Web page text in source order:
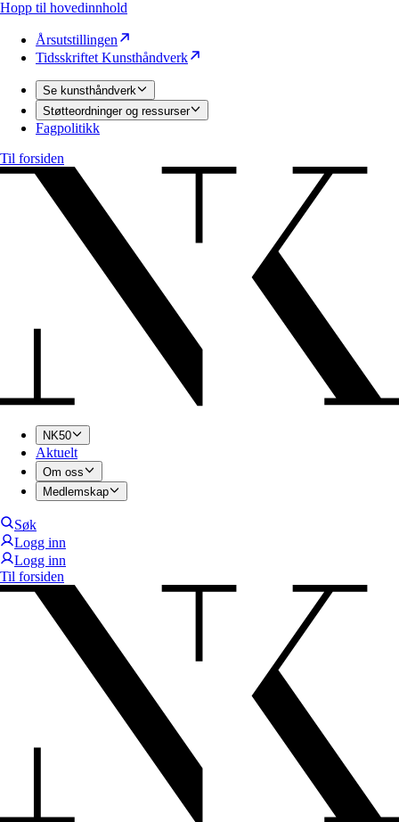
Hopp til hovedinnhold
Årsutstillingen
Tidsskriftet Kunsthåndverk
Se kunsthåndverk
Støtteordninger og ressurser
Fagpolitikk
Til forsiden
NK50
Aktuelt
Om oss
Medlemskap
Søk
Logg inn
Logg inn
Til forsiden